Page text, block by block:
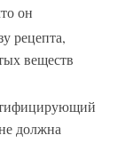
он
рецепта,
веществ
должна